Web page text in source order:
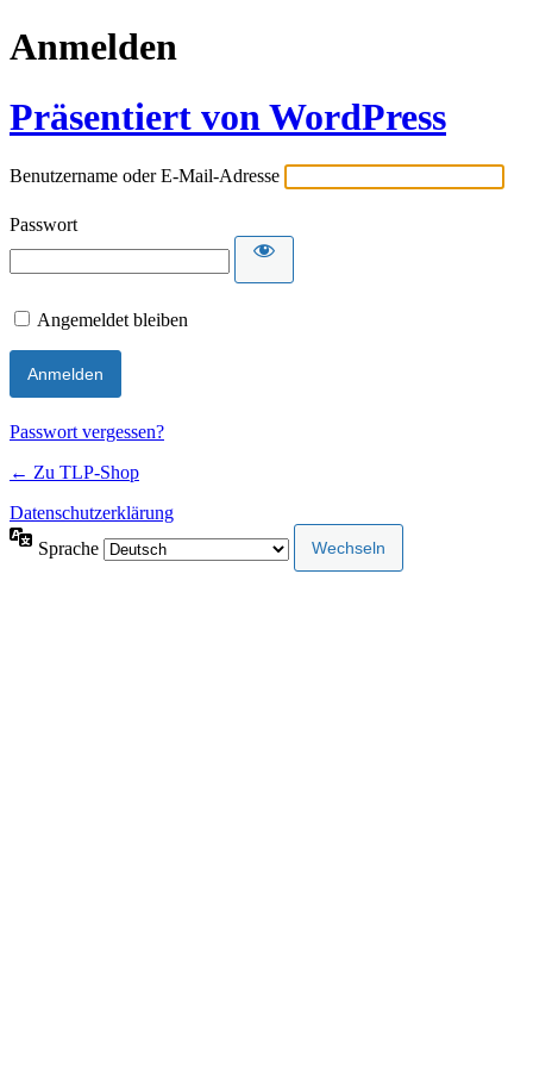
Anmelden
Präsentiert von WordPress
Benutzername oder E-Mail-Adresse
Passwort
Angemeldet bleiben
Passwort vergessen?
← Zu TLP-Shop
Datenschutzerklärung
Sprache